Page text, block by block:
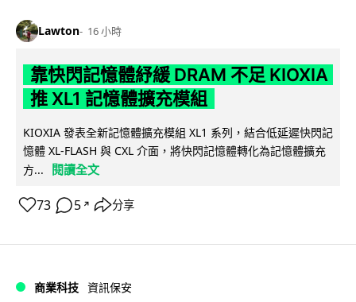
Lawton 16 小時
靠快閃記憶體紓緩 DRAM 不足 KIOXIA
推 XL1 記憶體擴充模組
KIOXIA 發表全新記憶體擴充模組 XL1 系列，結合低延遲快閃記
憶體 XL-FLASH 與 CXL 介面，將快閃記憶體轉化為記憶體擴充
方...
閱讀全文
73 5 ↗ 分享
商業科技 資訊保安